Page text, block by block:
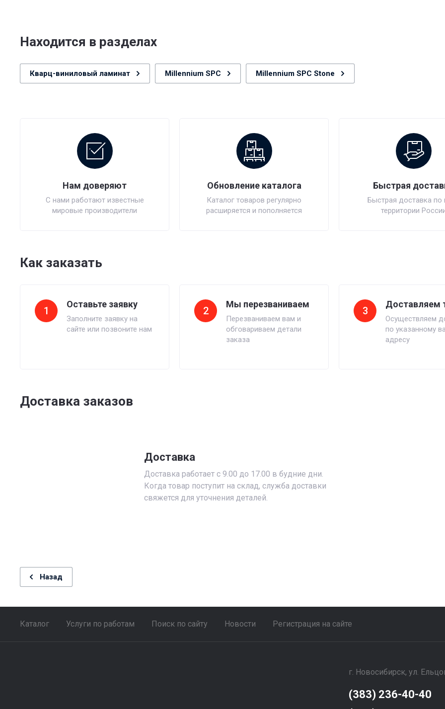
Находится в разделах
Кварц-виниловый ламинат Millennium SPC Millennium SPC Stone
Нам доверяют
С нами работают известные
мировые производители
Обновление каталога
Каталог товаров регулярно
расширяется и пополняется
Быстрая
Быстрая доставка по
территории
Как заказать
1
Оставьте заявку
Заполните заявку на
сайте или позвоните нам
2
Мы перезваниваем
Перезваниваем вам и
обговариваем детали
заказа
3
Доставляем
Осуществляем
по указанному
адресу
Доставка заказов
Доставка
Доставка работает с 9.00 до 17.00 в будние дни.
Когда товар поступит на склад, служба доставки
свяжется для уточнения деталей.
Назад
Каталог Услуги по работам Поиск по сайту Новости Регистрация на сайте
г. Новосибирск, ул.
(383) 236-40-40